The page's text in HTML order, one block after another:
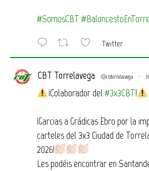
#SomosCBT
Twitter
CBT Torrelavega @cbtorrelavega ·
¡Colaborador del#3x3CBT!
¡Garcias a Grádicas Ebro por la
carteles del 3x3 Ciudad de
2026!
Les podéis encontrar en